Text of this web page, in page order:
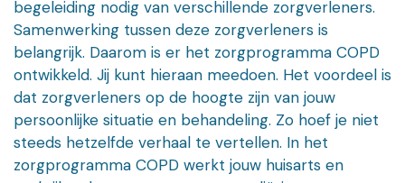
begeleiding nodig van verschillende zorgverleners.
Samenwerking tussen deze zorgverleners is
belangrijk. Daarom is er het zorgprogramma COPD
ontwikkeld. Jij kunt hieraan meedoen. Het voordeel is
dat zorgverleners op de hoogte zijn van jouw
persoonlijke situatie en behandeling. Zo hoef je niet
steeds hetzelfde verhaal te vertellen. In het
zorgprogramma COPD werkt jouw huisarts en